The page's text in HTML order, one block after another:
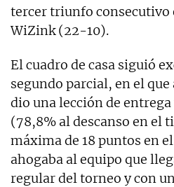
tercer triunfo consecutivo
WiZink (22-10).
El cuadro de casa siguió
segundo parcial, en el que
dio una lección de
(78,8% al descanso en el
máxima de 18 puntos en
ahogaba al equipo que
regular del torneo y con